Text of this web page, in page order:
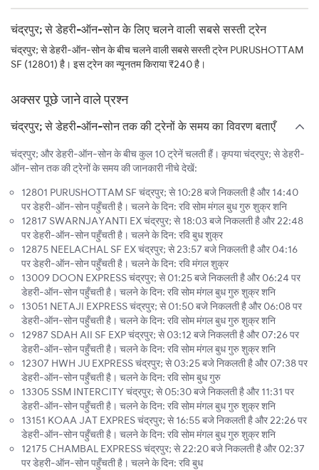
चंद्रपुर; से डेहरी-ऑन-सोन के लिए चलने वाली सबसे सस्ती ट्रेन
चंद्रपुर; से डेहरी-ऑन-सोन के बीच चलने वाली सबसे सस्ती ट्रेन PURUSHOTTAM
SF (12801) है। इस ट्रेन का न्यूनतम किराया ₹240 है।
अक्सर पूछे जाने वाले प्रश्न
चंद्रपुर; से डेहरी-ऑन-सोन तक की ट्रेनों के समय का विवरण बताएँ
चंद्रपुर; और डेहरी-ऑन-सोन के बीच कुल 10 ट्रेनें चलती हैं। कृपया चंद्रपुर; से डेहरी-
ऑन-सोन तक की ट्रेनों के समय की जानकारी नीचे देखें:
12801 PURUSHOTTAM SF चंद्रपुर; से 10:28 बजे निकलती है और 14:40
पर डेहरी-ऑन-सोन पहुँचती है। चलने के दिन: रवि सोम मंगल बुध गुरु शुक्र शनि
12817 SWARNJAYANTI EX चंद्रपुर; से 18:03 बजे निकलती है और 22:48
पर डेहरी-ऑन-सोन पहुँचती है। चलने के दिन: रवि बुध शुक्र
12875 NEELACHAL SF EX चंद्रपुर; से 23:57 बजे निकलती है और 04:16
पर डेहरी-ऑन-सोन पहुँचती है। चलने के दिन: रवि मंगल शुक्र
13009 DOON EXPRESS चंद्रपुर; से 01:25 बजे निकलती है और 06:24 पर
डेहरी-ऑन-सोन पहुँचती है। चलने के दिन: रवि सोम मंगल बुध गुरु शुक्र शनि
13051 NETAJI EXPRESS चंद्रपुर; से 01:50 बजे निकलती है और 06:08 पर
डेहरी-ऑन-सोन पहुँचती है। चलने के दिन: रवि सोम मंगल बुध गुरु शुक्र शनि
12987 SDAH AII SF EXP चंद्रपुर; से 03:12 बजे निकलती है और 07:26 पर
डेहरी-ऑन-सोन पहुँचती है। चलने के दिन: रवि सोम मंगल बुध गुरु शुक्र शनि
12307 HWH JU EXPRESS चंद्रपुर; से 03:25 बजे निकलती है और 07:38 पर
डेहरी-ऑन-सोन पहुँचती है। चलने के दिन: रवि सोम बुध गुरु
13305 SSM INTERCITY चंद्रपुर; से 05:30 बजे निकलती है और 11:31 पर
डेहरी-ऑन-सोन पहुँचती है। चलने के दिन: रवि सोम मंगल बुध गुरु शुक्र शनि
13151 KOAA JAT EXPRES चंद्रपुर; से 16:55 बजे निकलती है और 22:26 पर
डेहरी-ऑन-सोन पहुँचती है। चलने के दिन: रवि सोम मंगल बुध गुरु शुक्र शनि
12175 CHAMBAL EXPRESS चंद्रपुर; से 22:20 बजे निकलती है और 02:37
पर डेहरी-ऑन-सोन पहुँचती है। चलने के दिन: रवि बुध